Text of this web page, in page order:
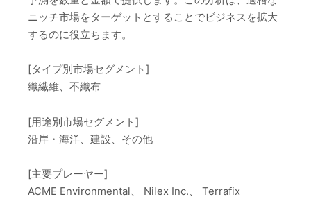
ニッチ市場をターゲットとすることでビジネスを拡大
するのに役立ちます。
[タイプ別市場セグメント]
織繊維、不織布
[用途別市場セグメント]
沿岸・海洋、建設、その他
[主要プレーヤー]
ACME Environmental、 Nilex Inc.、 Terrafix